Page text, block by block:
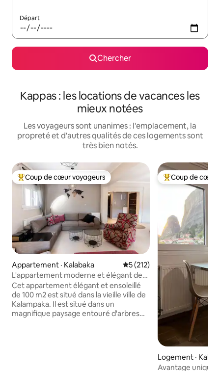
Départ
Chercher
Kappas : les locations de vacances les
mieux notées
Les voyageurs sont unanimes : l'emplacement, la
propreté et d'autres qualités de ces logements sont
très bien notés.
Coup de cœur voyageurs parmi les plus aimés
Coup de cœur voyageurs
Appartement · Kalabaka Note moyenne de 5 sur 5,
5 (212)
L'appartement moderne et élégant de
Mary
Cet appartement élégant et ensoleillé
de 100 m2 est situé dans la vieille ville de
Kalampaka. Il est situé dans un
magnifique paysage entouré d'arbres
Coup de cœur
Coup de cœur
Logement ·
Avantage unique